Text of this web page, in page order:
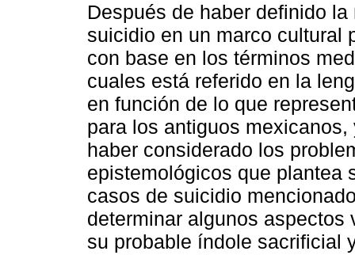
Después de haber definido la
suicidio en un marco cultural
con base en los términos
cuales está referido en la
en función de lo que
para los antiguos mexicanos,
haber considerado los
epistemológicos que plantea
casos de suicidio
determinar algunos
su probable índole sacrificial